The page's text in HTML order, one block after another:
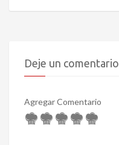
Deje un comentario
Agregar Comentario